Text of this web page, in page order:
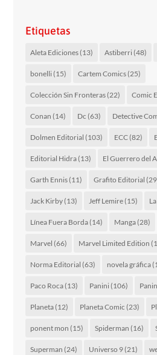
Etiquetas
Aleta Ediciones(13) Astiberri(48)
bonelli(15) Cartem Comics(25)
Colección Sin Fronteras(22) Comic
Conan (14) Dc (63) Detective
Dolmen Editorial (103) ECC(82)
Editorial Hidra(13) El Guerrero del
Garth Ennis(11) Grafito Editorial
Jack Kirby(13) Jeff Lemire(15)
Línea Fuera Borda(14) Manga(28)
Marvel (66) Marvel Limited Edition
Norma Editorial (63) novela gráfica
Paco Roca(13) Panini(106)
Planeta(12) Planeta Comic (23)
ponent mon (15) Spiderman (16)
Superman (24) Universo 9(21)